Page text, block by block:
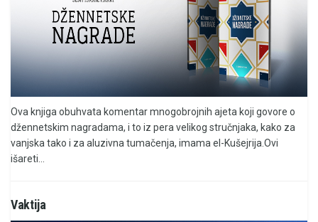
Ova knjiga obuhvata komentar mnogobrojnih ajeta koji govore o
džennetskim nagradama, i to iz pera velikog stručnjaka, kako za
vanjska tako i za aluzivna tumačenja, imama el-Kušejrija.Ovi
išareti...
Vaktija